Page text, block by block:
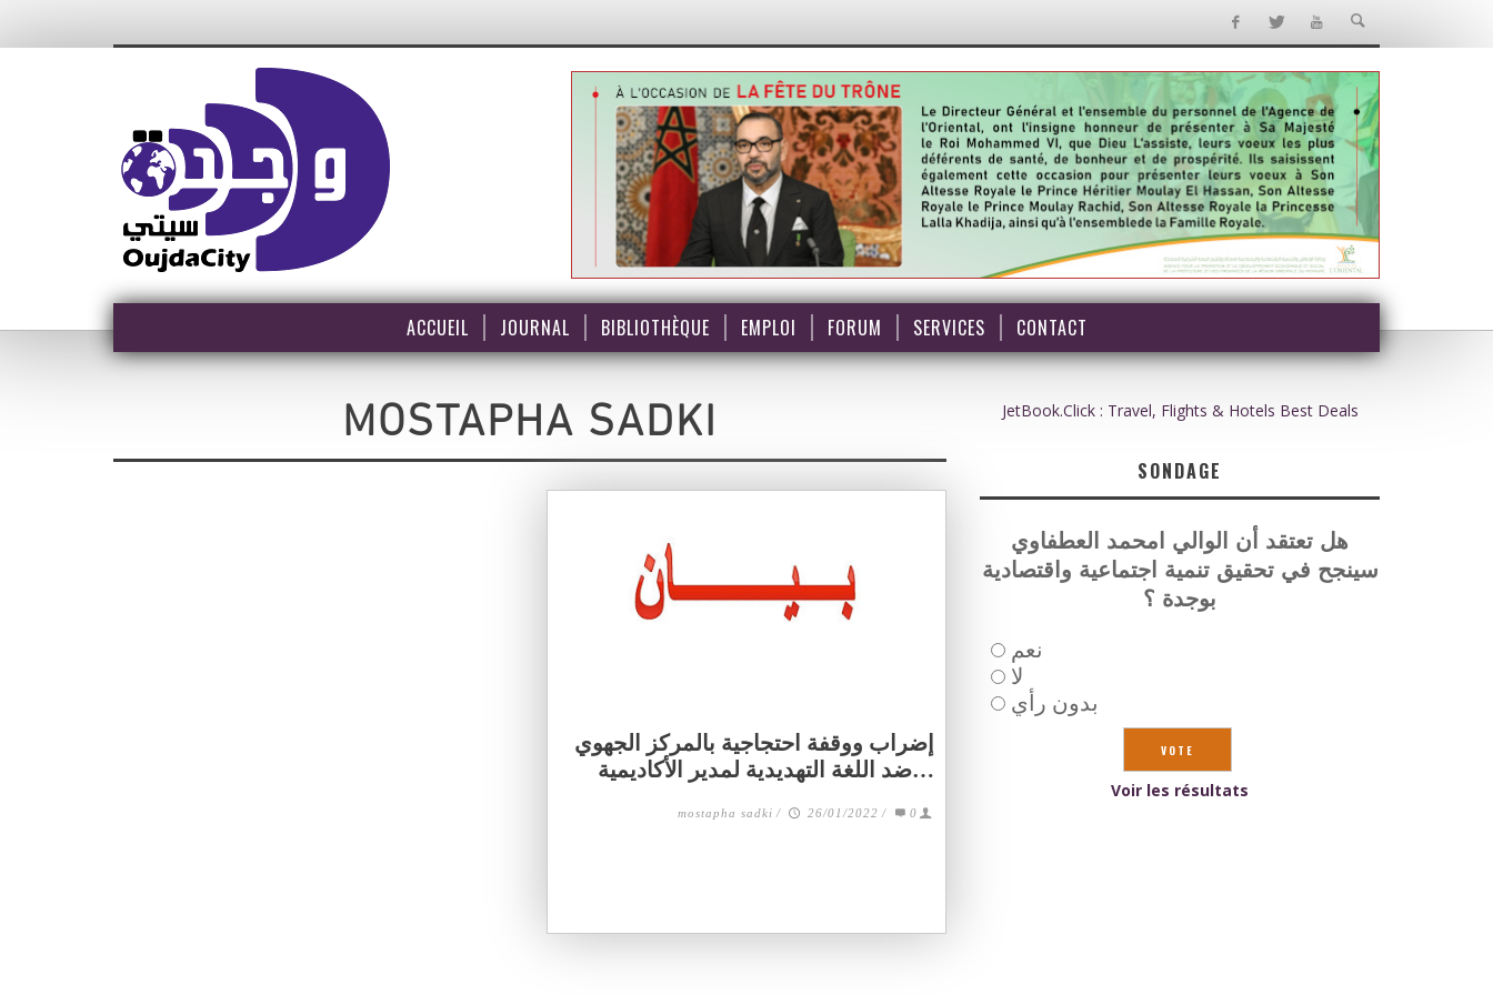
ACCUEIL JOURNAL BIBLIOTHÈQUE EMPLOI FORUM SERVICES CONTACT
MOSTAPHA SADKI
إضراب ووقفة احتجاجية بالمركز الجهوي
…ضد اللغة التهديدية لمدير الأكاديمية
mostapha sadki / 26/01/2022 / 0
JetBook.Click : Travel, Flights & Hotels Best Deals
SONDAGE
هل تعتقد أن الوالي امحمد العطفاوي
سينجح في تحقيق تنمية اجتماعية واقتصادية
بوجدة ؟
نعم
لا
بدون رأي
Voir les résultats